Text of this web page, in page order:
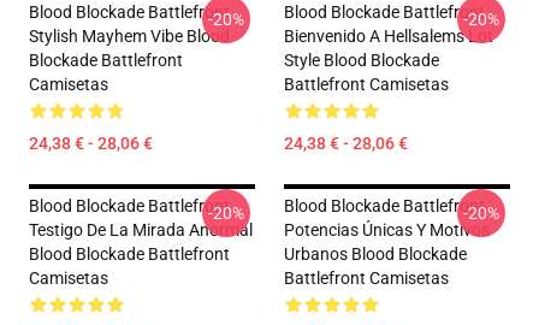
Blood Blockade Battlefront
Stylish Mayhem Vibe Blood
Blockade Battlefront
Camisetas
24,38 € - 28,06 €
-20%
Blood Blockade Battlefront
Bienvenido A Hellsalems Lot
Style Blood Blockade
Battlefront Camisetas
24,38 € - 28,06 €
-20%
Blood Blockade Battlefront
Testigo De La Mirada Anormal
Blood Blockade Battlefront
Camisetas
-20%
Blood Blockade Battlefront
Potencias Únicas Y Motivos
Urbanos Blood Blockade
Battlefront Camisetas
-20%